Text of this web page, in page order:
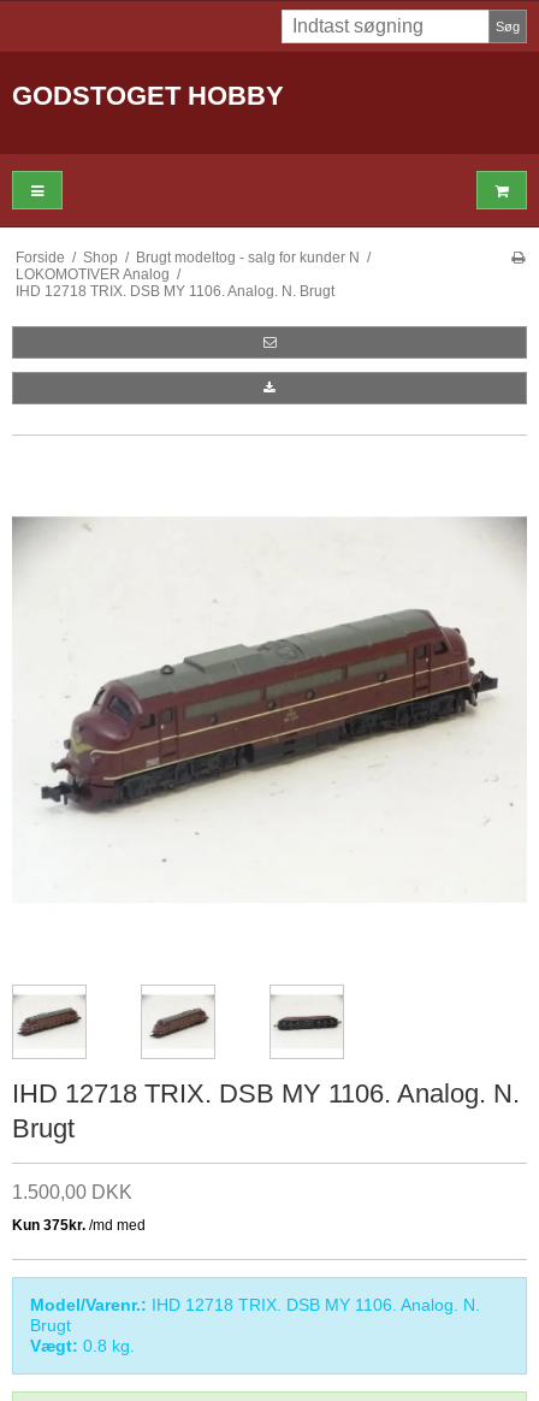
Søg
GODSTOGET HOBBY
Forside / Shop / Brugt modeltog - salg for kunder N /
LOKOMOTIVER Analog /
IHD 12718 TRIX. DSB MY 1106. Analog. N. Brugt
IHD 12718 TRIX. DSB MY 1106. Analog. N.
Brugt
1.500,00 DKK
Model/Varenr.: IHD 12718 TRIX. DSB MY 1106. Analog. N.
Brugt
Vægt: 0.8 kg.